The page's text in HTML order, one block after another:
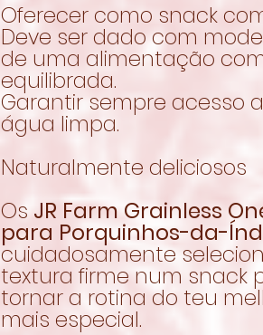
Oferecer como snack
Deve ser dado com
de uma alimentação
equilibrada.
Garantir sempre acesso
água limpa.
Naturalmente deliciosos
Os JR Farm Grainless
para Porquinhos-da-
cuidadosamente
textura firme num snack
tornar a rotina do teu
mais especial.